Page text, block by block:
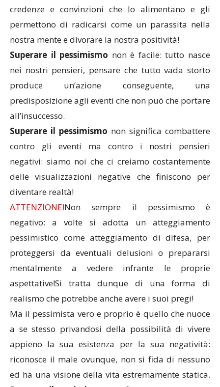
credenze e convinzioni che lo alimentano e gli
permettono di radicarsi come un parassita nella
nostra mente e divorare la nostra positività!
Superare il pessimismo non è facile: tutto nasce
nei nostri pensieri, pensare che tutto vada storto
produce un’azione conseguente, una
predisposizione agli eventi che non può che portare
all’insuccesso.
Superare il pessimismo non significa combattere
contro gli eventi ma contro i nostri pensieri
negativi: siamo noi che ci creiamo costantemente
delle visualizzazioni negative che finiscono per
diventare realtà!
ATTENZIONE!Non sempre il pessimismo è
negativo: a volte si adotta un atteggiamento
pessimistico come atteggiamento di difesa, per
proteggersi da eventuali delusioni o prepararsi
mentalmente a vedere infrante le proprie
aspettative!Si tratta dunque di una forma di
realismo che potrebbe anche avere i suoi pregi!
Ma il pessimista vero e proprio è quello che nuoce
a se stesso privandosi della possibilità di vivere
appieno la sua esistenza per la sua negatività:
riconosce il male ovunque, non si fida di nessuno
ed ha una visione della vita estremamente statica.